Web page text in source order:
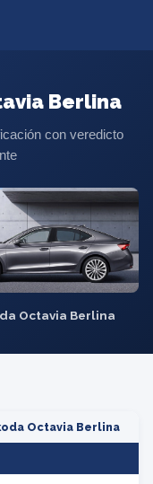
Berlina
con veredicto
Octavia Berlina
Octavia Berlina